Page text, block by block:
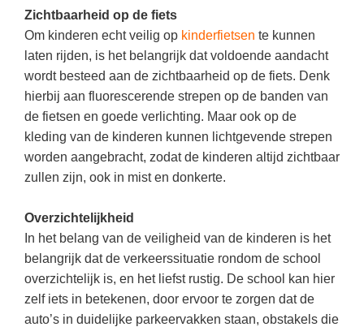
April 2026
Rotterdam(64)
Almere(49)
Utrecht (45)
Den Haag(40)
Dordrecht (35)
Zoetermeer(18)
Eindhoven
Alkmaar(16)
Haarlem(16)
Geschiedenis
Handelswetenschappen
Informatica
Klassieke Talen
Letterkunde
Levensbeschouwing
Muziek
Natuurkunde
Nederlands
Rekenen / Wiskunde
Theater als middel voor het aanleren van
sociale vaardigheden
Lesmateriaal gebaseerd op
(hersen)onderzoek
Meesterbaan onderwijsvacatures
LEERMETHODEN
Examentraining
Frans
Geschiedenis
Media
Zichtbaarheid op de fiets
Om kinderen echt veilig op kinderfietsen te kunnen
laten rijden, is het belangrijk dat voldoende aandacht
wordt besteed aan de zichtbaarheid op de fiets. Denk
hierbij aan fluorescerende strepen op de banden van
de fietsen en goede verlichting. Maar ook op de
kleding van de kinderen kunnen lichtgevende strepen
worden aangebracht, zodat de kinderen altijd zichtbaar
zullen zijn, ook in mist en donkerte.
Overzichtelijkheid
In het belang van de veiligheid van de kinderen is het
belangrijk dat de verkeerssituatie rondom de school
overzichtelijk is, en het liefst rustig. De school kan hier
zelf iets in betekenen, door ervoor te zorgen dat de
auto’s in duidelijke parkeervakken staan, obstakels die